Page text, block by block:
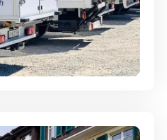
sicher